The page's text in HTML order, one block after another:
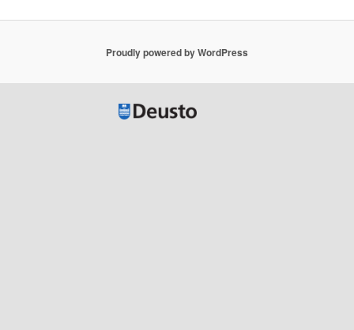
Proudly powered by WordPress